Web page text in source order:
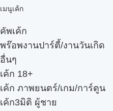
เมนูเค้ก
คัพเค้ก
พร๊อพงานปาร์ตี้/งานวันเกิด
อื่นๆ
เค้ก 18+
เค้ก ภาพยนตร์/เกม/การ์ตูน
เค้ก3มิติ ผู้ชาย